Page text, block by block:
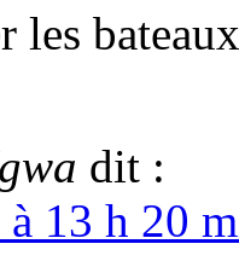
les
dit :
13 h 20